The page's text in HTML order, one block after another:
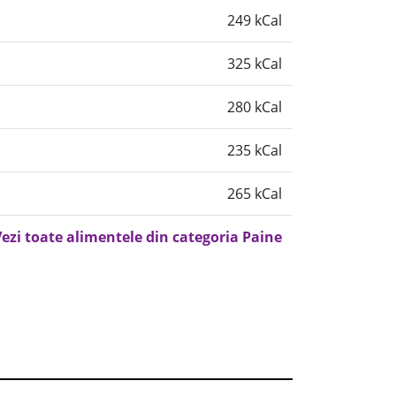
249 kCal
325 kCal
280 kCal
235 kCal
265 kCal
toate alimentele din categoria Paine